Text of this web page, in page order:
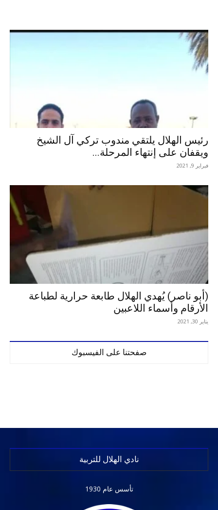
رئيس الهلال يلتقي مندوب تركي آل الشيخ
ويقفان على إنتهاء المرحلة...
فبراير 9, 2021
(أبو ناصر) يُهدي الهلال طابعة حرارية لطباعة
الأرقام وأسماء اللاعبين
يناير 30, 2021
صفحتنا على الفيسبوك
نادي الهلال للتربية
تأسس عام 1930